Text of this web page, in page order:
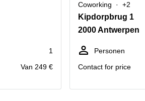
1
Van 249 €
Coworking +2
Kipdorpbrug 1
2000 Antwerpen
Personen
Contact for price